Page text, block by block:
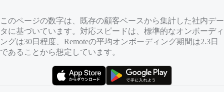
このページの数字は、既存の顧客ベースから集計した社内デー
タに基づいています。対応スピードは、標準的なオンボーディ
ングは30日程度、Remoteの平均オンボーディング期間は2.3日
であることから想定しています。